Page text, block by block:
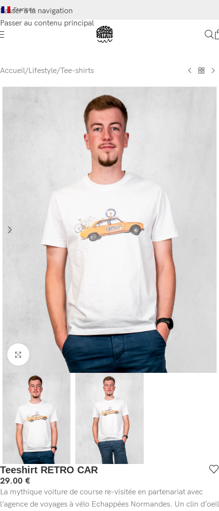
Passer à la navigation
Passer au contenu principal
Français
Accueil/Lifestyle/Tee-shirts
Cliquez pour agrandir
Teeshirt RETRO CAR
29.00 €
La mythique voiture de course re-visitée en partenariat avec
l’agence de voyages à vélo Echappées Normandes. Un clin d’oeil